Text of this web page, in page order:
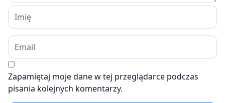
Zapamiętaj moje dane w tej przeglądarce podczas
pisania kolejnych komentarzy.